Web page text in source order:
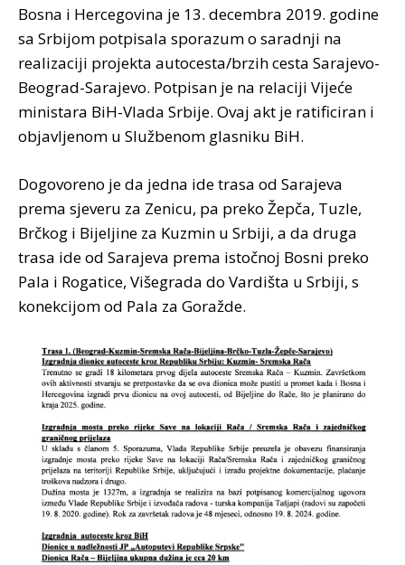
Bosna i Hercegovina je 13. decembra 2019. godine
sa Srbijom potpisala sporazum o saradnji na
realizaciji projekta autocesta/brzih cesta Sarajevo-
Beograd-Sarajevo. Potpisan je na relaciji Vijeće
ministara BiH-Vlada Srbije. Ovaj akt je ratificiran i
objavljenom u Službenom glasniku BiH.
Dogovoreno je da jedna ide trasa od Sarajeva
prema sjeveru za Zenicu, pa preko Žepča, Tuzle,
Brčkog i Bijeljine za Kuzmin u Srbiji, a da druga
trasa ide od Sarajeva prema istočnoj Bosni preko
Pala i Rogatice, Višegrada do Vardišta u Srbiji, s
konekcijom od Pala za Goražde.